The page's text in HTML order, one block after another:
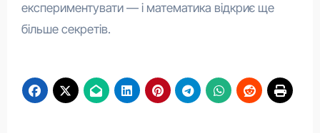
експериментувати — і математика відкриє ще
більше секретів.